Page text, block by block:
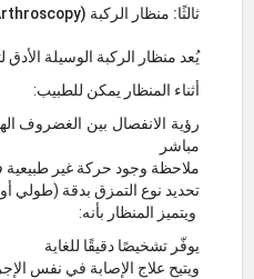
ثالثًا: منظار الركبة (Arthroscopy) – المعيار الذهبي
يُعد منظار الركبة الوسيلة
أثناء المنظار يمكن للطبيب:
رؤية الانفصال بين الغضروف
مباشر
ملاحظة وجود حركة غير
تحديد نوع التمزق بدقة (طولي
ويتميز المنظار بأنه:
يوفّر تشخيصًا دقيقًا للغاية
ويتيح علاج الإصابة في نفس